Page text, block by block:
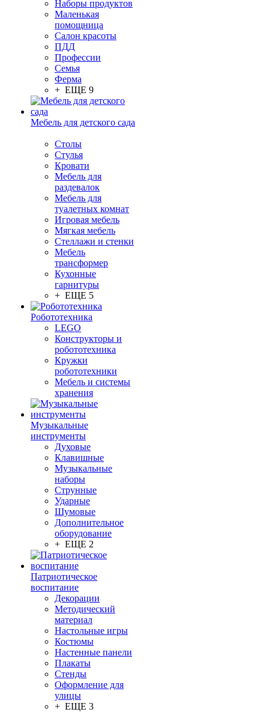
Наборы продуктов
Маленькая
помощница
Салон красоты
ПДД
Профессии
Семья
Ферма
+ ЕЩЕ 9
Мебель для детского сада
Столы
Cтулья
Кровати
Мебель для
раздевалок
Мебель для
туалетных комнат
Игровая мебель
Мягкая мебель
Стеллажи и стенки
Мебель
трансформер
Кухонные
гарнитуры
+ ЕЩЕ 5
Робототехника
LEGO
Конструкторы и
робототехника
Кружки
робототехники
Мебель и системы
хранения
Музыкальные
инструменты
Духовые
Клавишные
Музыкальные
наборы
Струнные
Ударные
Шумовые
Дополнительное
оборудование
+ ЕЩЕ 2
Патриотическое
воспитание
Декорации
Методический
материал
Настольные игры
Костюмы
Настенные панели
Плакаты
Стенды
Оформление для
улицы
+ ЕЩЕ 3